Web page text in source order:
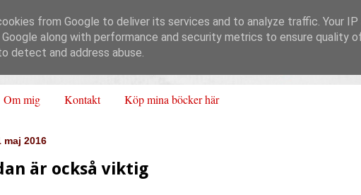
Om mig Kontakt Köp mina böcker här
maj 2016
är också viktig
from Google to deliver its services and to analyze traffic. Your
along with performance and security metrics to ensure quality
detect and address abuse.